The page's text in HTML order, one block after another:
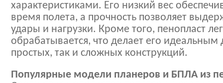
характеристиками. Его низкий вес
время полета, а прочность позволяет
удары и нагрузки. Кроме того, пенопласт
обрабатывается, что делает его идеальным
простых, так и сложных конструкций.
Популярные модели планеров и БПЛА из